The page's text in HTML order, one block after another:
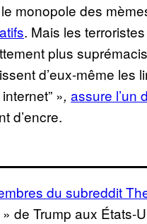
le monopole des
. Mais les
plus
d’eux-même les
», assure l’un
d’encre.
du subreddit
» de Trump aux États-